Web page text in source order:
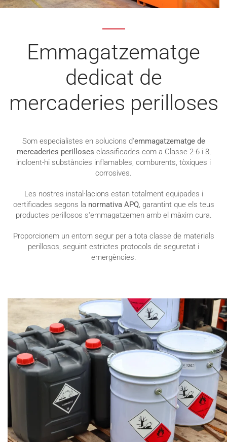
Emmagatzematge
dedicat de
mercaderies perilloses
Som especialistes en solucions d'emmagatzematge de
mercaderies perilloses classificades com a Classe 2-6 i 8,
incloent-hi substàncies inflamables, comburents, tòxiques i
corrosives.
Les nostres instal·lacions estan totalment equipades i
certificades segons la normativa APQ, garantint que els teus
productes perillosos s'emmagatzemen amb el màxim cura.
Proporcionem un entorn segur per a tota classe de materials
perillosos, seguint estrictes protocols de seguretat i
emergències.